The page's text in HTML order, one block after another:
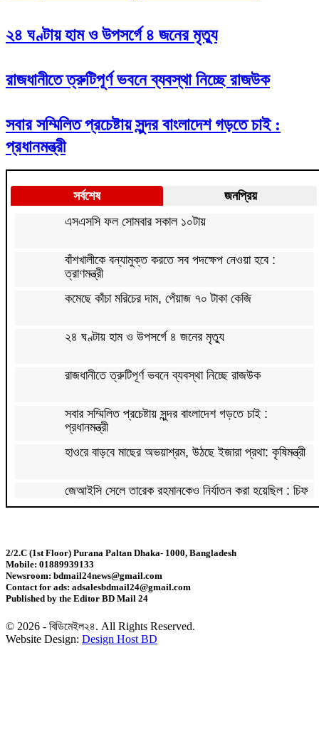
২৪ ঘণ্টায় হাম ও উপসর্গে ৪ জনের মৃত্যু
রাজধানীতে ত্রুটিপূর্ণ ভবনে ব্যবস্থা নিচ্ছে রাজউক
সবার সম্মিলিত প্রচেষ্টায় সুন্দর বাংলাদেশ গড়তে চাই :
প্রধানমন্ত্রী
সর্বশেষ
জনপ্রিয়
এসএসসি ফল সোমবার সকাল ১০টায়
বাঁশখালীকে বন্যামুক্ত করতে সব পদক্ষেপ নেওয়া হবে :
ত্রাণমন্ত্রী
কমেছে কাঁচা মরিচের দাম, পেঁয়াজ ৭০ টাকা কেজি
২৪ ঘণ্টায় হাম ও উপসর্গে ৪ জনের মৃত্যু
রাজধানীতে ত্রুটিপূর্ণ ভবনে ব্যবস্থা নিচ্ছে রাজউক
সবার সম্মিলিত প্রচেষ্টায় সুন্দর বাংলাদেশ গড়তে চাই :
প্রধানমন্ত্রী
হাওরে বাড়বে মাছের অভয়াশ্রম, উঠছে ইজারা প্রথা: কৃষিমন্ত্রী
জেআইসি সেলে তারেক রহমানকেও নির্যাতন করা হয়েছিল : চিফ
প্রসিকিউটর
২০২৭ সালের রমজান ও ঈদের সম্ভাব্য তারিখ জানা গেল
‘শেখ হাসিনা কার্ড’ নিয়ে ভারত বন্ধুত্ব চাইতে পারে না:
স্বরাষ্ট্রমন্ত্রী
সাড়ে ৬ বছরে মোটরসাইকেল দুর্ঘটনায় নিহত ১৫ হাজার ৭১২
2/2.C (1st Floor) Purana Paltan Dhaka- 1000, Bangladesh
Mobile: 01889939133
Newsroom: bdmail24news@gmail.com
Contact for ads: adsalesbdmail24@gmail.com
Published by the Editor BD Mail 24
© 2026 - বিডিমেইল২৪. All Rights Reserved.
Website Design: Design Host BD